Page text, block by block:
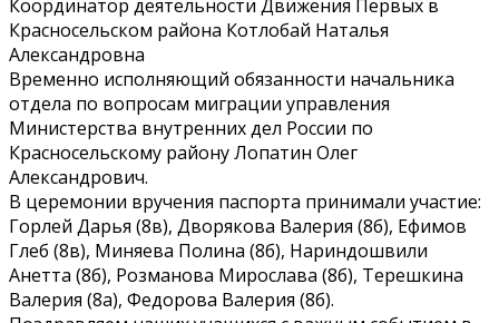
Координатор деятельности Движения Первых в
Красносельском района Котлобай Наталья
Александровна
Временно исполняющий обязанности начальника
отдела по вопросам миграции управления
Министерства внутренних дел России по
Красносельскому району Лопатин Олег
Александрович.
В церемонии вручения паспорта принимали участие:
Горлей Дарья (8в), Дворякова Валерия (8б), Ефимов
Глеб (8в), Миняева Полина (8б), Нариндошвили
Анетта (8б), Розманова Мирослава (8б), Терешкина
Валерия (8а), Федорова Валерия (8б).